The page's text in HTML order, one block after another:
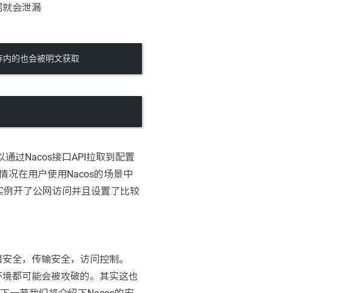
会泄漏
的也会被明文获取
通过Nacos接口API拉取到配置
况在用户使用Nacos的场景中
开了公网访问并且设置了比较
全，传输安全，访问控制。
都可能会被攻破的。其实这也